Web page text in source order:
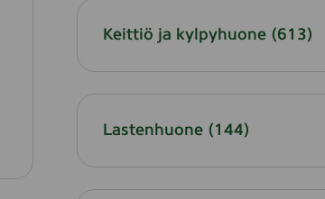
Keittiö ja kylpyhuone (613)
Lastenhuone (144)